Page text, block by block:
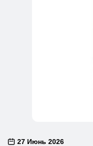
27 Июнь 2026